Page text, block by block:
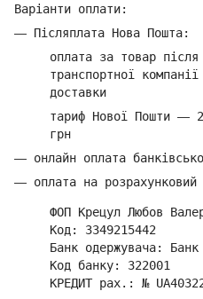
Варіанти оплати:
— Післяплата Нова Пошта:
оплата за товар після
транспортної
доставки
тариф Нової Пошти —
грн
— онлайн оплата
— оплата на
ФОП Крецул Любов
Код: 3349215442
Банк одержувача:
Код банку: 322001
КРЕДИТ рах.: №